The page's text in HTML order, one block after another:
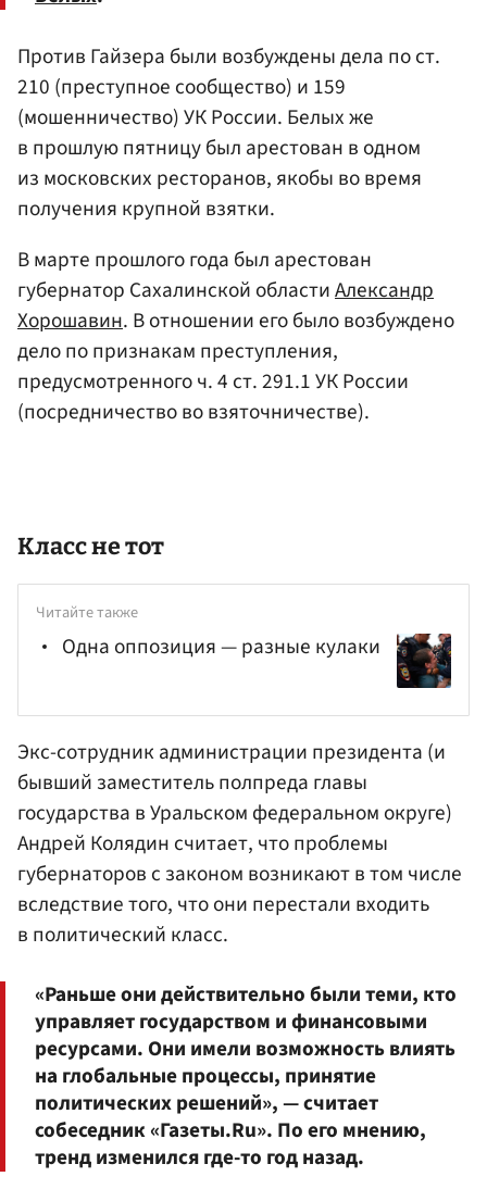
Против Гайзера были возбуждены дела по ст.
210 (преступное сообщество) и 159
(мошенничество) УК России. Белых же
в прошлую пятницу был арестован в одном
из московских ресторанов, якобы во время
получения крупной взятки.
В марте прошлого года был арестован
губернатор Сахалинской областиАлександр
Хорошавин. В отношении его было возбуждено
дело по признакам преступления,
предусмотренного ч. 4 ст. 291.1 УК России
(посредничество во взяточничестве).
Класс не тот
Читайте также
Одна оппозиция — разные кулаки
Экс-сотрудник администрации президента (и
бывший заместитель полпреда главы
государства в Уральском федеральном округе)
Андрей Колядин считает, что проблемы
губернаторов с законом возникают в том числе
вследствие того, что они перестали входить
в политический класс.
«Раньше они действительно были теми, кто
управляет государством и финансовыми
ресурсами. Они имели возможность влиять
на глобальные процессы, принятие
политических решений», — считает
собеседник «Газеты.Ru». По его мнению,
тренд изменился где-то год назад.